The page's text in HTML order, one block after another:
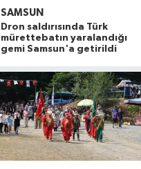
SAMSUN
Dron saldırısında Türk
mürettebatın yaralandığı
gemi Samsun'a getirildi